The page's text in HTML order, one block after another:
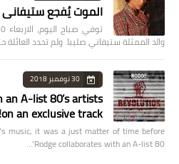
الموت يُفجع ستيفاني
والد الممثلة ستيفاني صليبا. ولم تحدد العائلة
30 نوفمبر 2018
A-list 80’s artists
on an exclusive track!
music, it was a just matter of time before
Rodge collaborates with an A-list 80’…